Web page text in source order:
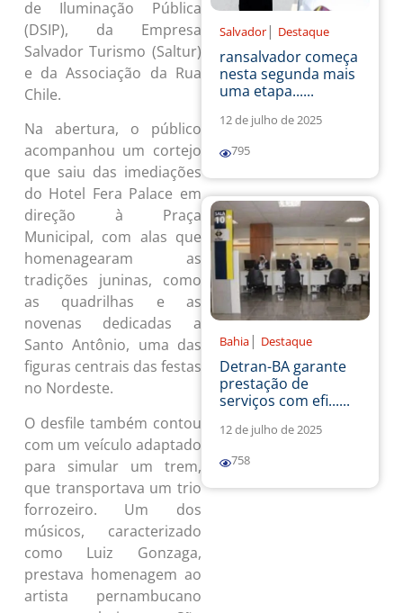
de Iluminação Pública
(DSIP), da Empresa
Salvador Turismo (Saltur)
e da Associação da Rua
Chile.
Na abertura, o público
acompanhou um cortejo
que saiu das imediações
do Hotel Fera Palace em
direção à Praça
Municipal, com alas que
homenagearam as
tradições juninas, como
as quadrilhas e as
novenas dedicadas a
Santo Antônio, uma das
figuras centrais das festas
no Nordeste.
O desfile também contou
com um veículo adaptado
para simular um trem,
que transportava um trio
forrozeiro. Um dos
músicos, caracterizado
como Luiz Gonzaga,
prestava homenagem ao
artista pernambucano
Salvador | Destaque
ransalvador começa
nesta segunda mais
uma etapa......
12 de julho de 2025
795
Bahia | Destaque
Detran-BA garante
prestação de
serviços com efi......
12 de julho de 2025
758